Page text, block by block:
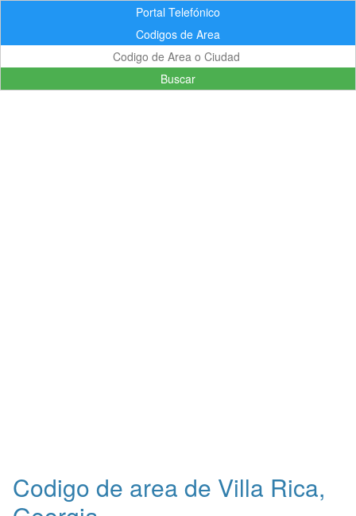
Portal Telefónico
Codigos de Area
Buscar
Codigo de area de Villa Rica,